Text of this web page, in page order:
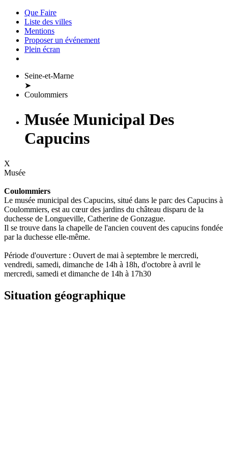
Que Faire
Liste des villes
Mentions
Proposer un événement
Plein écran
Seine-et-Marne
➤
Coulommiers
Musée Municipal Des
Capucins
X
Musée
Coulommiers
Le musée municipal des Capucins, situé dans le parc des Capucins à
Coulommiers, est au cœur des jardins du château disparu de la
duchesse de Longueville, Catherine de Gonzague.
Il se trouve dans la chapelle de l'ancien couvent des capucins fondée
par la duchesse elle-même.
Période d'ouverture : Ouvert de mai à septembre le mercredi,
vendredi, samedi, dimanche de 14h à 18h, d'octobre à avril le
mercredi, samedi et dimanche de 14h à 17h30
Situation géographique